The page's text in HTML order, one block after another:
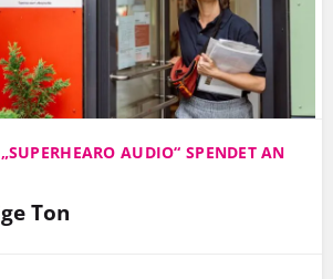
AUDIO“ SPENDET AN
Ton